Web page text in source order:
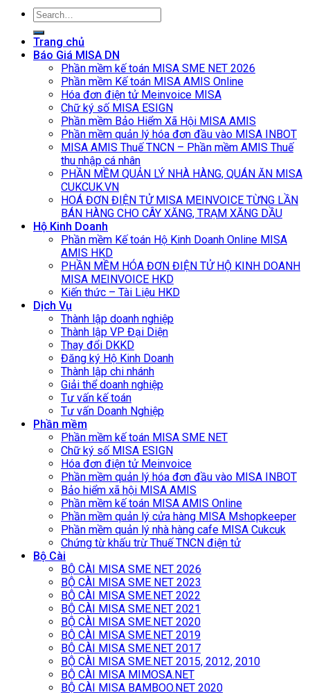
Search
for:
Trang chủ
Báo Giá MISA DN
Phần mềm kế toán MISA SME NET 2026
Phần mềm Kế toán MISA AMIS Online
Hóa đơn điện tử Meinvoice MISA
Chữ ký số MISA ESIGN
Phần mềm Bảo Hiểm Xã Hội MISA AMIS
Phần mềm quản lý hóa đơn đầu vào MISA INBOT
MISA AMIS Thuế TNCN – Phần mềm AMIS Thuế
thu nhập cá nhân
PHẦN MỀM QUẢN LÝ NHÀ HÀNG, QUÁN ĂN MISA
CUKCUK.VN
HOÁ ĐƠN ĐIỆN TỬ MISA MEINVOICE TỪNG LẦN
BÁN HÀNG CHO CÂY XĂNG, TRẠM XĂNG DẦU
Hộ Kinh Doanh
Phần mềm Kế toán Hộ Kinh Doanh Online MISA
AMIS HKD
PHẦN MỀM HÓA ĐƠN ĐIỆN TỬ HỘ KINH DOANH
MISA MEINVOICE HKD
Kiến thức – Tài Liệu HKD
Dịch Vụ
Thành lập doanh nghiệp
Thành lập VP Đại Diện
Thay đổi DKKD
Đăng ký Hộ Kinh Doanh
Thành lập chi nhánh
Giải thể doanh nghiệp
Tư vấn kế toán
Tư vấn Doanh Nghiệp
Phần mềm
Phần mềm kế toán MISA SME NET
Chữ ký số MISA ESIGN
Hóa đơn điện tử Meinvoice
Phần mềm quản lý hóa đơn đầu vào MISA INBOT
Bảo hiểm xã hội MISA AMIS
Phần mềm kế toán MISA AMIS Online
Phần mềm quản lý cửa hàng MISA Mshopkeeper
Phần mềm quản lý nhà hàng cafe MISA Cukcuk
Chứng từ khấu trừ Thuế TNCN điện tử
Bộ Cài
BỘ CÀI MISA SME NET 2026
BỘ CÀI MISA SME NET 2023
BỘ CÀI MISA SME.NET 2022
BỘ CÀI MISA SME.NET 2021
BỘ CÀI MISA SME.NET 2020
BỘ CÀI MISA SME.NET 2019
BỘ CÀI MISA SME.NET 2017
BỘ CÀI MISA SME.NET 2015, 2012, 2010
BỘ CÀI MISA MIMOSA.NET
BỘ CÀI MISA BAMBOO.NET 2020